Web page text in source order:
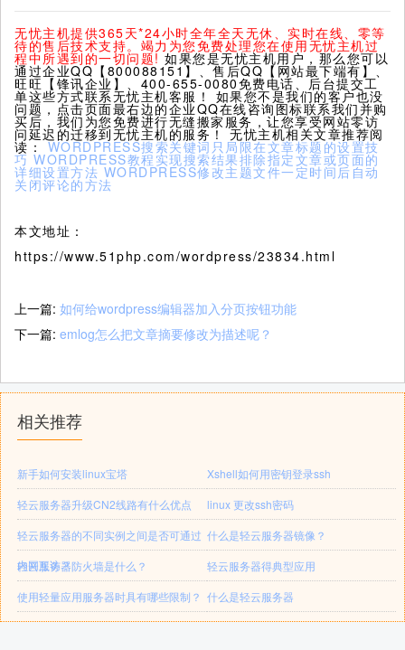
无忧主机提供365天*24小时全年全天无休、实时在线、零等
待的售后技术支持。竭力为您免费处理您在使用无忧主机过
程中所遇到的一切问题!如果您是无忧主机用户，那么您可以
通过企业QQ【800088151】、售后QQ【网站最下端有】、
旺旺【锋讯企业】、400-655-0080免费电话、后台提交工
单这些方式联系无忧主机客服！ 如果您不是我们的客户也没
问题，点击页面最右边的企业QQ在线咨询图标联系我们并购
买后，我们为您免费进行无缝搬家服务，让您享受网站零访
问延迟的迁移到无忧主机的服务！ 无忧主机相关文章推荐阅
读：WORDPRESS搜索关键词只局限在文章标题的设置技
巧 WORDPRESS教程实现搜索结果排除指定文章或页面的
详细设置方法 WORDPRESS修改主题文件一定时间后自动
关闭评论的方法
本文地址：
https://www.51php.com/wordpress/23834.html
上一篇: 如何给wordpress编辑器加入分页按钮功能
下一篇: emlog怎么把文章摘要修改为描述呢？
相关推荐
新手如何安装linux宝塔
Xshell如何用密钥登录ssh
轻云服务器升级CN2线路有什么优点
linux 更改ssh密码
轻云服务器的不同实例之间是否可通过
内网互访？
什么是轻云服务器镜像？
轻云服务器防火墙是什么？
轻云服务器得典型应用
使用轻量应用服务器时具有哪些限制？ 什么是轻云服务器